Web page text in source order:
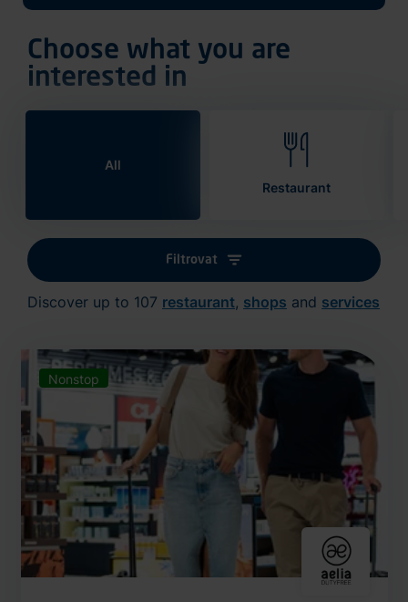
Choose what you are
interested in
All
Restaurant
Filtrovat
Discover up to 107 restaurant, shops and services
Nonstop